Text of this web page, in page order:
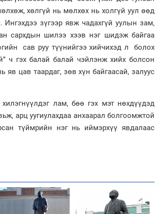
хөлгүй нь мөлхөх нь холгүй уул өөд
зүгээр явж чадахгүй уулын зам,
сархдын шилээ хээв нэг шидэж байгаа
сав руу түүнийгээ хийчихэд л болох
ч гэх балай балай чэйлэнж хийх болсон
цав таардаг, зөв хүн байгаасай, залуус
лам, бөө гэх мэт нөхдүүдэд
арц уугиулахдаа анхаарал болгоомжтой
түймрийн нэг нь иймэрхүү явдалаас